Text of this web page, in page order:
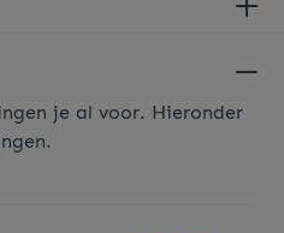
je al voor. Hieronder